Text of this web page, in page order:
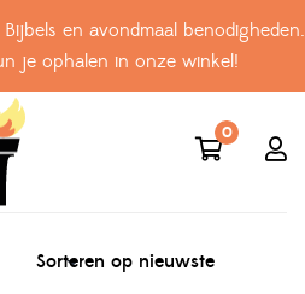
en avondmaal benodigheden.
je ophalen in onze winkel!
0